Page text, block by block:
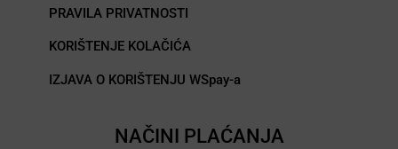
PRAVILA PRIVATNOSTI
KORIŠTENJE KOLAČIĆA
IZJAVA O KORIŠTENJU WSpay-a
NAČINI PLAĆANJA